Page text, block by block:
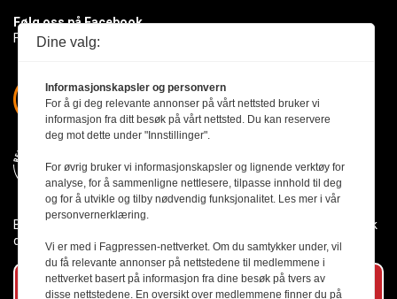
Følg oss på Facebook
Få med deg det siste innen byggebransjen
Byggmesteren følger Vær Varsom-plakaten og presseetikken slik
den er nedfelt i Redaktørplakaten.
Abonner på vårt nyhetsbrev
Dine valg:
Informasjonskapsler og personvern
For å gi deg relevante annonser på vårt nettsted bruker vi
informasjon fra ditt besøk på vårt nettsted. Du kan reservere
deg mot dette under "Innstillinger".
For øvrig bruker vi informasjonskapsler og lignende verktøy for
analyse, for å sammenligne nettlesere, tilpasse innhold til deg
og for å utvikle og tilby nødvendig funksjonalitet. Les mer i vår
personvernerklæring.
Vi er med i Fagpressen-nettverket. Om du samtykker under, vil
du få relevante annonser på nettstedene til medlemmene i
nettverket basert på informasjon fra dine besøk på tvers av
disse nettstedene. En oversikt over medlemmene finner du på